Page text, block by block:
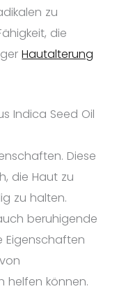
zu
die
Hautalterung
Indica Seed Oil
Diese
die Haut zu
zu halten.
beruhigende
helfen können.